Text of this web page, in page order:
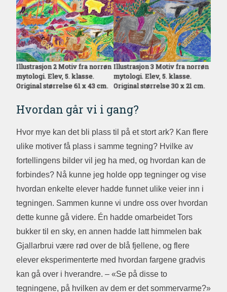
Illustrasjon 2 Motiv fra norrøn
mytologi. Elev, 5. klasse.
Original størrelse 61 x 43 cm.
Illustrasjon 3 Motiv fra norrøn
mytologi. Elev, 5. klasse.
Original størrelse 30 x 21 cm.
Hvordan går vi i gang?
Hvor mye kan det bli plass til på et stort ark? Kan flere
ulike motiver få plass i samme tegning? Hvilke av
fortellingens bilder vil jeg ha med, og hvordan kan de
forbindes? Nå kunne jeg holde opp tegninger og vise
hvordan enkelte elever hadde funnet ulike veier inn i
tegningen. Sammen kunne vi undre oss over hvordan
dette kunne gå videre. Én hadde omarbeidet Tors
bukker til en sky, en annen hadde latt himmelen bak
Gjallarbrui være rød over de blå fjellene, og flere
elever eksperimenterte med hvordan fargene gradvis
kan gå over i hverandre. – «Se på disse to
tegningene, på hvilken av dem er det sommervarme?»